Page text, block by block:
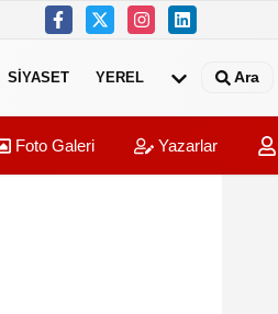
SIYASET YEREL Ara
Foto Galeri Yazarlar